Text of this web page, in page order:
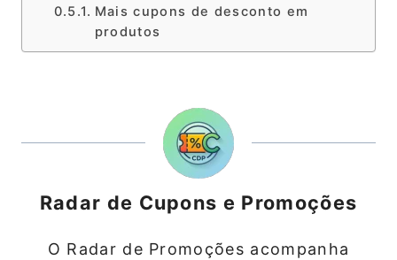
Mais cupons de desconto em
produtos
Radar de Cupons e Promoções
O Radar de Promoções acompanha